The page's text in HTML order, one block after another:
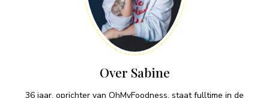
Over Sabine
36 jaar, oprichter van OhMyFoodness, staat fulltime in de